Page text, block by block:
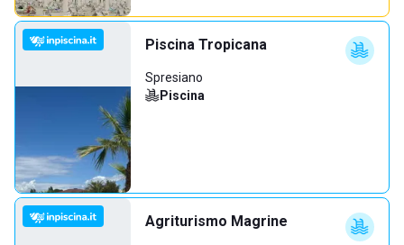
Piscina Tropicana
Spresiano
Piscina
Agriturismo Magrine